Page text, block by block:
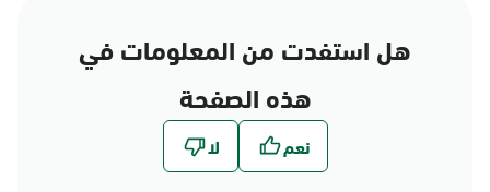
هل استفدت من المعلومات في
هذه الصفحة